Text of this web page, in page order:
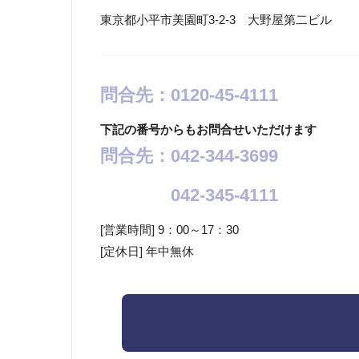
東京都小平市美園町3-2-3 大野屋第二ビル
問合先：0120-45-4111
下記の番号からもお問合せいただけます
問合先：042-344-3699
042-345-4111
[営業時間] 9：00～17：30
[定休日] 年中無休